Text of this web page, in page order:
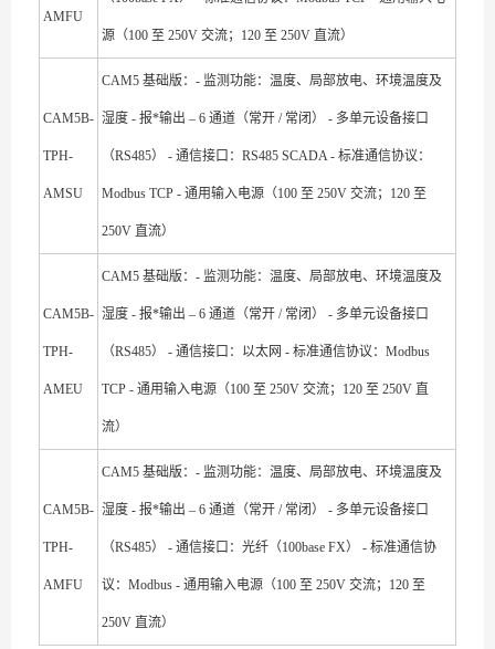
AMFU
源（100 至 250V 交流；120 至 250V 直流）
CAM5B-
TPH-
AMSU
CAM5 基础版：- 监测功能：温度、局部放电、环境温度及
湿度 - 报*输出 – 6 通道（常开 / 常闭） - 多单元设备接口
（RS485） - 通信接口：RS485 SCADA - 标准通信协议：
Modbus TCP - 通用输入电源（100 至 250V 交流；120 至
250V 直流）
CAM5B-
TPH-
AMEU
CAM5 基础版：- 监测功能：温度、局部放电、环境温度及
湿度 - 报*输出 – 6 通道（常开 / 常闭） - 多单元设备接口
（RS485） - 通信接口：以太网 - 标准通信协议：Modbus
TCP - 通用输入电源（100 至 250V 交流；120 至 250V 直
流）
CAM5B-
TPH-
AMFU
CAM5 基础版：- 监测功能：温度、局部放电、环境温度及
湿度 - 报*输出 – 6 通道（常开 / 常闭） - 多单元设备接口
（RS485） - 通信接口：光纤（100base FX） - 标准通信协
议：Modbus - 通用输入电源（100 至 250V 交流；120 至
250V 直流）